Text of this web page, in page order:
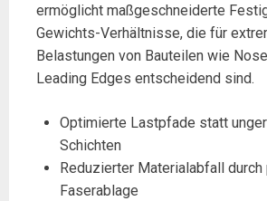
ermöglicht maßgeschneiderte
Gewichts-Verhältnisse, die für
Belastungen von Bauteilen wie
Leading Edges entscheidend sind.
Optimierte Lastpfade statt
Schichten
Reduzierter Materialabfall durch
Faserablage